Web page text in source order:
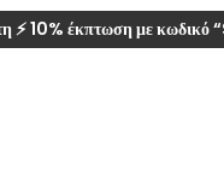
⚡ 10% έκπτωση με κωδικό